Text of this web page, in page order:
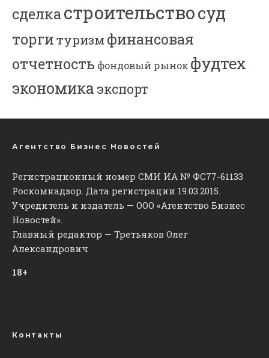
сделкастроительствосуд
торгитуризм финансовая
отчетность фондовый рынок фудтех
экономика экспорт
Агентство Бизнес Новостей
Регистрационный номер СМИ ИА № ФС77-61133
Роскомнадзор. Дата регистрации 19.03.2015.
Учредитель и издатель — ООО «Агентство Бизнес
Новостей».
Главный редактор — Третьяков Олег
Александрович
18+
Контакты